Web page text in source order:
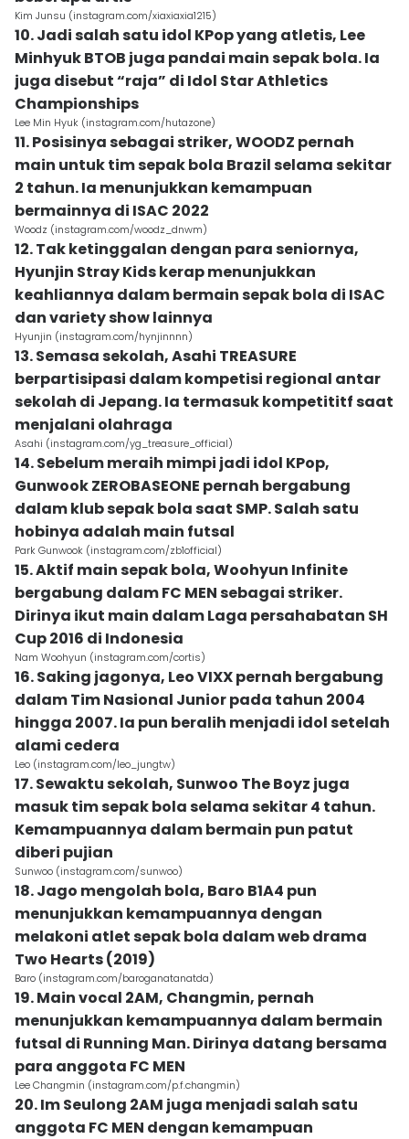
Kim Junsu (instagram.com/xiaxiaxia1215)
10. Jadi salah satu idol KPop yang atletis, Lee
Minhyuk BTOB juga pandai main sepak bola. Ia
juga disebut “raja” di Idol Star Athletics
Championships
Lee Min Hyuk (instagram.com/hutazone)
11. Posisinya sebagai striker, WOODZ pernah
main untuk tim sepak bola Brazil selama sekitar
2 tahun. Ia menunjukkan kemampuan
bermainnya di ISAC 2022
Woodz (instagram.com/woodz_dnwm)
12. Tak ketinggalan dengan para seniornya,
Hyunjin Stray Kids kerap menunjukkan
keahliannya dalam bermain sepak bola di ISAC
dan variety show lainnya
Hyunjin (instagram.com/hynjinnnn)
13. Semasa sekolah, Asahi TREASURE
berpartisipasi dalam kompetisi regional antar
sekolah di Jepang. Ia termasuk kompetititf saat
menjalani olahraga
Asahi (instagram.com/yg_treasure_official)
14. Sebelum meraih mimpi jadi idol KPop,
Gunwook ZEROBASEONE pernah bergabung
dalam klub sepak bola saat SMP. Salah satu
hobinya adalah main futsal
Park Gunwook (instagram.com/zb1official)
15. Aktif main sepak bola, Woohyun Infinite
bergabung dalam FC MEN sebagai striker.
Dirinya ikut main dalam Laga persahabatan SH
Cup 2016 di Indonesia
Nam Woohyun (instagram.com/cortis)
16. Saking jagonya, Leo VIXX pernah bergabung
dalam Tim Nasional Junior pada tahun 2004
hingga 2007. Ia pun beralih menjadi idol setelah
alami cedera
Leo (instagram.com/leo_jungtw)
17. Sewaktu sekolah, Sunwoo The Boyz juga
masuk tim sepak bola selama sekitar 4 tahun.
Kemampuannya dalam bermain pun patut
diberi pujian
Sunwoo (instagram.com/sunwoo)
18. Jago mengolah bola, Baro B1A4 pun
menunjukkan kemampuannya dengan
melakoni atlet sepak bola dalam web drama
Two Hearts (2019)
Baro (instagram.com/baroganatanatda)
19. Main vocal 2AM, Changmin, pernah
menunjukkan kemampuannya dalam bermain
futsal di Running Man. Dirinya datang bersama
para anggota FC MEN
Lee Changmin (instagram.com/p.f.changmin)
20. Im Seulong 2AM juga menjadi salah satu
anggota FC MEN dengan kemampuan